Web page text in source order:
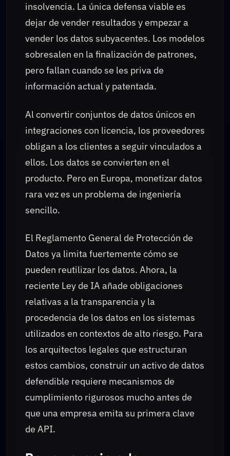
insolvencia. La única defensa viable es
dejar de vender resultados y empezar a
vender los datos subyacentes. Los modelos
sobresalen en la finalización de patrones,
pero fallan cuando se les priva de
información actual y patentada.
Al convertir conjuntos de datos únicos en
integraciones con licencia, los proveedores
obligan a los clientes a seguir vinculados a
ellos. Los datos se convierten en el
producto. Pero en Europa, monetizar datos
rara vez es un problema de ingeniería
sencillo.
El Reglamento General de Protección de
Datos ya limita fuertemente cómo se
pueden reutilizar los datos. Ahora, la
reciente Ley de IA añade obligaciones
relativas a la transparencia y la
procedencia de los datos en los sistemas
utilizados en contextos de alto riesgo. Para
los arquitectos legales que estructuran
estos cambios, construir un activo de datos
defendible requiere mecanismos de
cumplimiento rigurosos mucho antes de
que una empresa emita su primera clave
de API.